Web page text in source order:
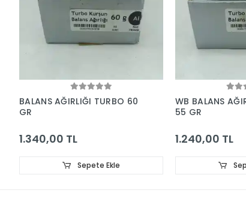
BALANS AĞIRLIĞI TURBO 60
GR
1.340,00 TL
Sepete Ekle
WB BALANS
55 GR
1.240,00 TL